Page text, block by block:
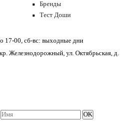
Бренды
Тест Доши
17-00, сб-вс: выходные дни
Железнодорожный, ул. Октябрьская, д.
OK